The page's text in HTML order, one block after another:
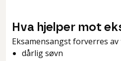
Hva hjelper mot
Eksamensangst forverres av
dårlig søvn